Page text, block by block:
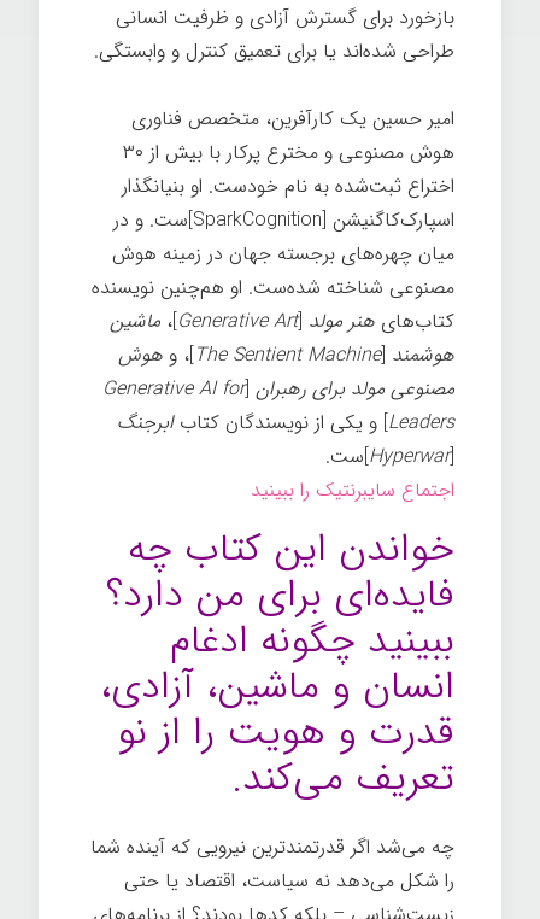
بازخورد برای گسترش آزادی و ظرفیت انسانی
طراحی شده‌اند یا برای تعمیق کنترل و وابستگی.
امیر حسین یک کارآفرین، متخصص فناوری
هوش مصنوعی و مخترع پرکار با بیش از ۳۰
اختراع ثبت‌شده به نام خودست. او بنیانگذار
اسپارک‌کاگنیشن [SparkCognition]ست. و در
میان چهره‌های برجسته جهان در زمینه هوش
مصنوعی شناخته شده‌ست. او هم‌چنین نویسنده
کتاب‌های هنر مولد [
Generative Art]، ماشین
هوشمند [
The Sentient Machine]، و هوش
مصنوعی مولد برای رهبران [
Generative AI for
Leaders
] و یکی از نویسندگان کتابابرجنگ
[
Hyperwar]ست.
اجتماع سایبرنتیک را ببینید
خواندن این کتاب چه
فایده‌ای برای من دارد؟
ببینید چگونه ادغام
انسان و ماشین، آزادی،
قدرت و هویت را از نو
تعریف می‌کند.
چه می‌شد اگر قدرتمندترین نیرویی که آینده شما
را شکل می‌دهد نه سیاست، اقتصاد یا حتی